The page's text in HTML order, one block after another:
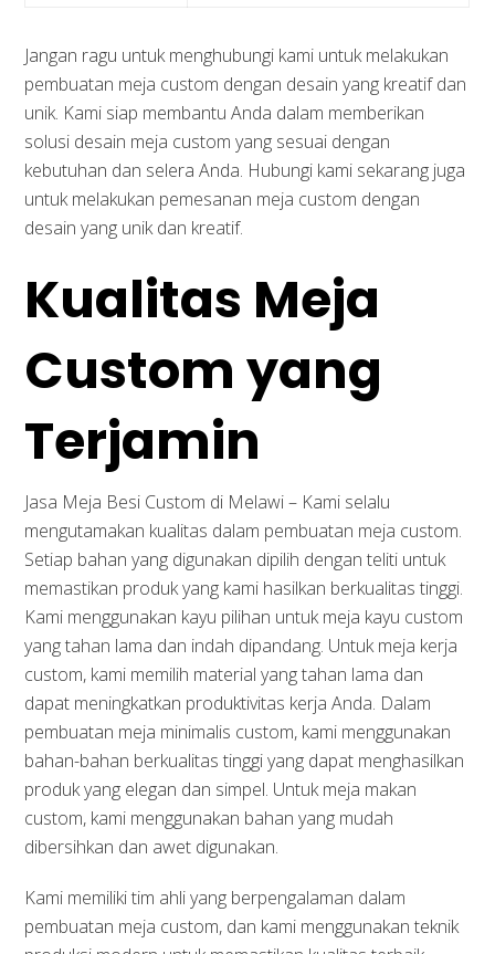
Jangan ragu untuk menghubungi kami untuk melakukan
pembuatan meja custom dengan desain yang kreatif dan
unik. Kami siap membantu Anda dalam memberikan
solusi desain meja custom yang sesuai dengan
kebutuhan dan selera Anda. Hubungi kami sekarang juga
untuk melakukan pemesanan meja custom dengan
desain yang unik dan kreatif.
Kualitas Meja
Custom yang
Terjamin
Jasa Meja Besi Custom di Melawi – Kami selalu
mengutamakan kualitas dalam pembuatan meja custom.
Setiap bahan yang digunakan dipilih dengan teliti untuk
memastikan produk yang kami hasilkan berkualitas tinggi.
Kami menggunakan kayu pilihan untuk meja kayu custom
yang tahan lama dan indah dipandang. Untuk meja kerja
custom, kami memilih material yang tahan lama dan
dapat meningkatkan produktivitas kerja Anda. Dalam
pembuatan meja minimalis custom, kami menggunakan
bahan-bahan berkualitas tinggi yang dapat menghasilkan
produk yang elegan dan simpel. Untuk meja makan
custom, kami menggunakan bahan yang mudah
dibersihkan dan awet digunakan.
Kami memiliki tim ahli yang berpengalaman dalam
pembuatan meja custom, dan kami menggunakan teknik